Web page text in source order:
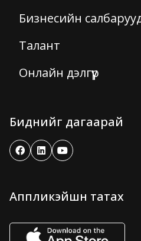
Бизнесийн
Талант
Онлайн дэлгүүр
Биднийг дагаарай
Аппликэйшн татах